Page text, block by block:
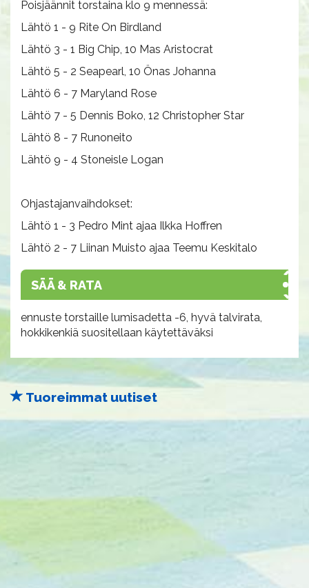
Poisjäännit torstaina klo 9 mennessä:
Lähtö 1 - 9 Rite On Birdland
Lähtö 3 - 1 Big Chip, 10 Mas Aristocrat
Lähtö 5 - 2 Seapearl, 10 Önas Johanna
Lähtö 6 - 7 Maryland Rose
Lähtö 7 - 5 Dennis Boko, 12 Christopher Star
Lähtö 8 - 7 Runoneito
Lähtö 9 - 4 Stoneisle Logan
Ohjastajanvaihdokset:
Lähtö 1 - 3 Pedro Mint ajaa Ilkka Hoffren
Lähtö 2 - 7 Liinan Muisto ajaa Teemu Keskitalo
SÄÄ & RATA
ennuste torstaille lumisadetta -6, hyvä talvirata,
hokkikenkiä suositellaan käytettäväksi
Tuoreimmat uutiset